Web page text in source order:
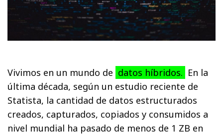
Vivimos en un mundo de datos híbridos. En la
última década, según un estudio reciente de
Statista, la cantidad de datos estructurados
creados, capturados, copiados y consumidos a
nivel mundial ha pasado de menos de 1 ZB en